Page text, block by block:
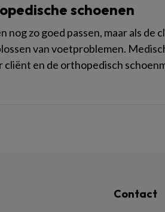
schoenen
zo goed passen, maar als de
van voetproblemen.
cliënt en de orthopedisch
Contact